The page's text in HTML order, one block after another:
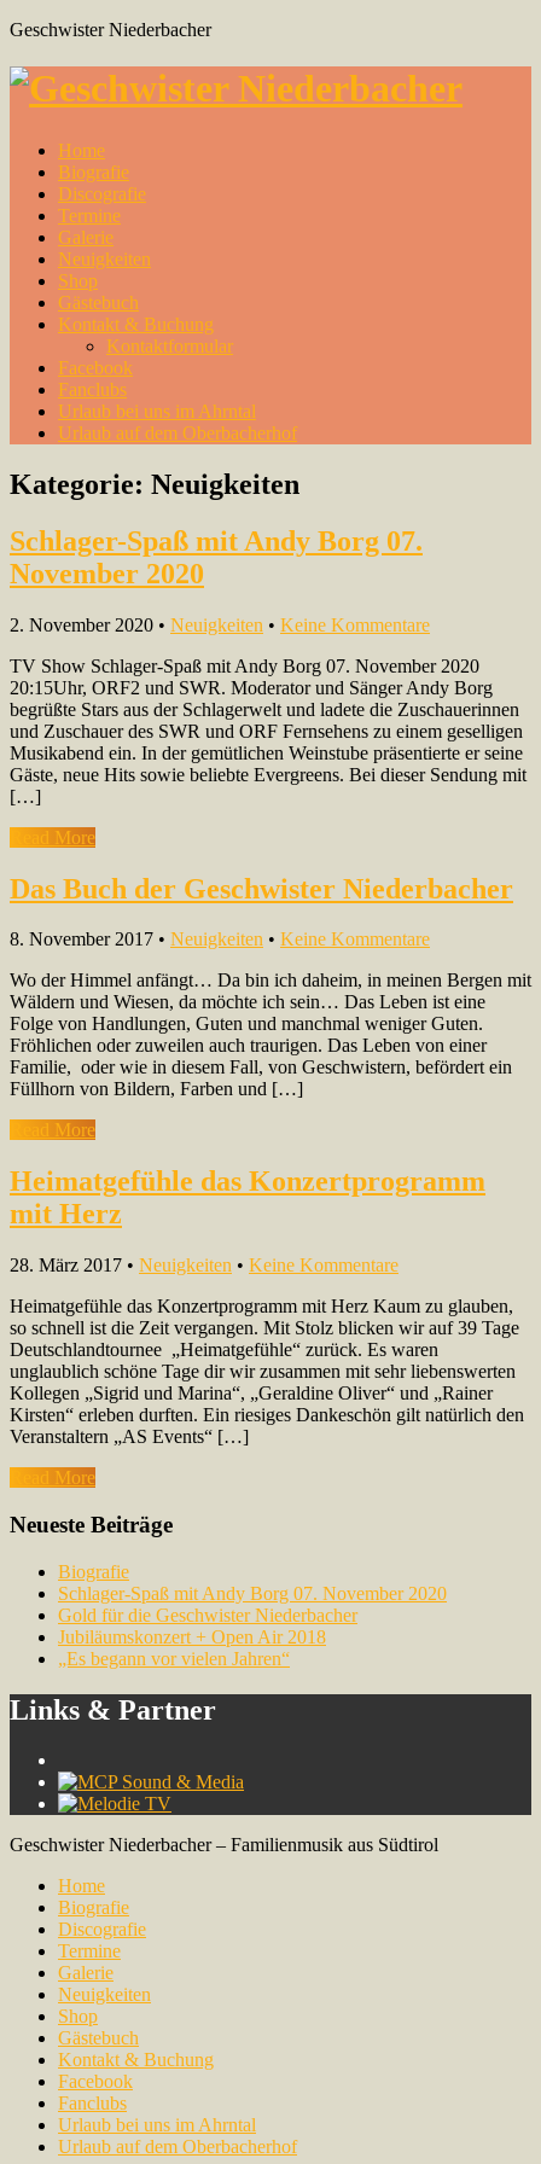
Geschwister Niederbacher
Home
Biografie
Discografie
Termine
Galerie
Neuigkeiten
Shop
Gästebuch
Kontakt & Buchung
Kontaktformular
Facebook
Fanclubs
Urlaub bei uns im Ahrntal
Urlaub auf dem Oberbacherhof
Kategorie: Neuigkeiten
Schlager-Spaß mit Andy Borg 07.
November 2020
2. November 2020 • Neuigkeiten • Keine Kommentare
TV Show Schlager-Spaß mit Andy Borg 07. November 2020
20:15Uhr, ORF2 und SWR. Moderator und Sänger Andy Borg
begrüßte Stars aus der Schlagerwelt und ladete die Zuschauerinnen
und Zuschauer des SWR und ORF Fernsehens zu einem geselligen
Musikabend ein. In der gemütlichen Weinstube präsentierte er seine
Gäste, neue Hits sowie beliebte Evergreens. Bei dieser Sendung mit
[…]
Read More
Das Buch der Geschwister Niederbacher
8. November 2017 • Neuigkeiten • Keine Kommentare
Wo der Himmel anfängt… Da bin ich daheim, in mei­nen Bergen mit
Wäldern und Wie­sen, da möchte ich sein… Das Leben ist eine
Folge von Handlungen, Guten und manch­mal weniger Guten.
Fröhlichen oder zuweilen auch traurigen. Das Leben von einer
Familie, oder wie in diesem Fall, von Geschwistern, befördert ein
Füll­horn von Bildern, Farben und […]
Read More
Heimatgefühle das Konzertprogramm
mit Herz
28. März 2017 • Neuigkeiten • Keine Kommentare
Heimatgefühle das Konzertprogramm mit Herz Kaum zu glauben,
so schnell ist die Zeit vergangen. Mit Stolz blicken wir auf 39 Tage
Deutschlandtournee „Heimatgefühle“ zurück. Es waren
unglaublich schöne Tage dir wir zusammen mit sehr liebenswerten
Kollegen „Sigrid und Marina“, „Geraldine Oliver“ und „Rainer
Kirsten“ erleben durften. Ein riesiges Dankeschön gilt natürlich den
Veranstaltern „AS Events“ […]
Read More
Neueste Beiträge
Biografie
Schlager-Spaß mit Andy Borg 07. November 2020
Gold für die Geschwister Niederbacher
Jubiläumskonzert + Open Air 2018
„Es begann vor vielen Jahren“
Links & Partner
Geschwister Niederbacher – Familienmusik aus Südtirol
Home
Biografie
Discografie
Termine
Galerie
Neuigkeiten
Shop
Gästebuch
Kontakt & Buchung
Facebook
Fanclubs
Urlaub bei uns im Ahrntal
Urlaub auf dem Oberbacherhof